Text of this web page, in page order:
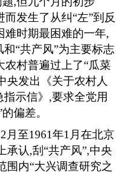
而发生了从纠“左”到反
难时期最困难的一年,
“共产风”为主要标志
农村普遍过上了“瓜菜
央发出《关于农村人
示信》 ,要求全党用
偏差。
月至1961年1 月在北京
承认,刮“共产风”,中央
围内“大兴调查研究之